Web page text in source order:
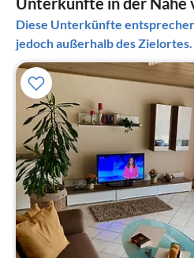
Diese Unterkünfte
jedoch außerhalb des Zielortes.